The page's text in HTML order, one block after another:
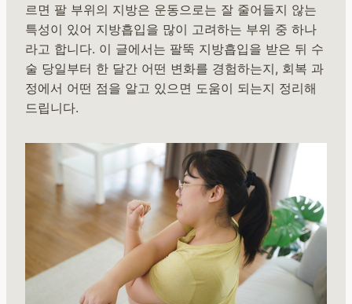
르면 팔 부위의 지방은 운동으로는 잘 줄어들지 않는
특성이 있어 지방흡입을 많이 고려하는 부위 중 하나
라고 합니다. 이 글에서는 팔뚝 지방흡입을 받은 뒤 수
술 당일부터 한 달간 어떤 변화를 경험하는지, 회복 과
정에서 어떤 점을 알고 있으면 도움이 되는지 정리해
드립니다.